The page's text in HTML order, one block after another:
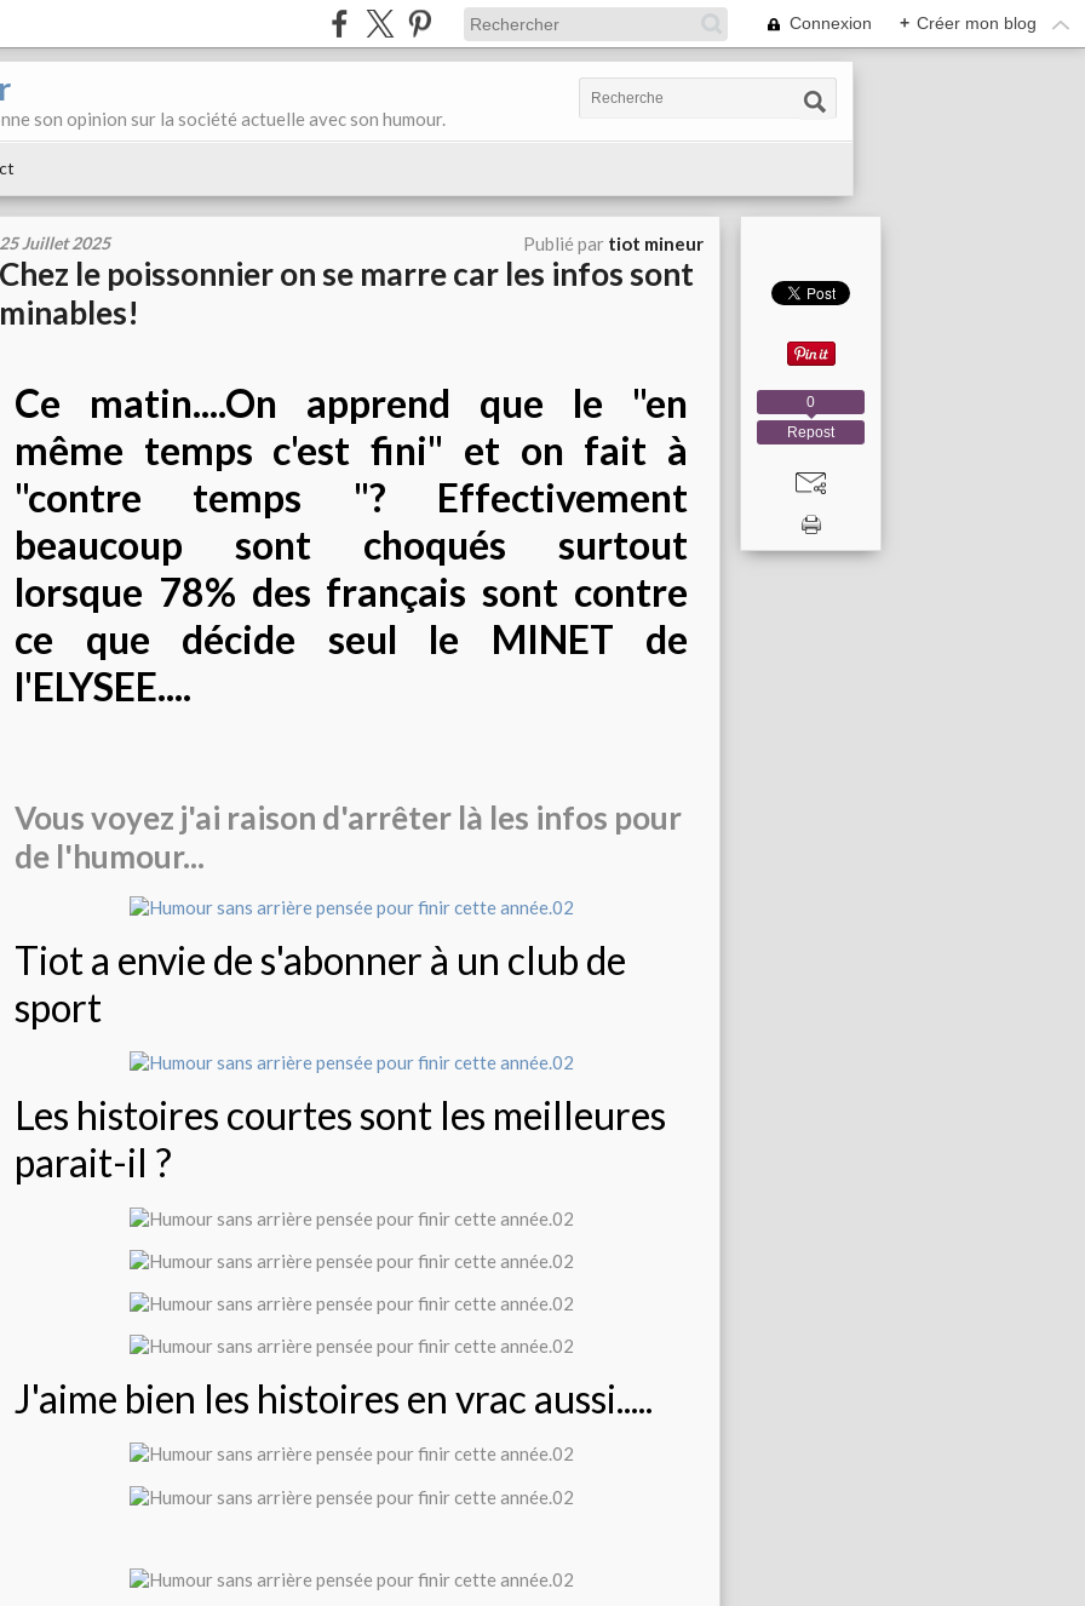
Connexion + Créer mon blog
son opinion sur la société actuelle avec son humour.
25 Juillet 2025 Publié par tiot mineur
Chez le poissonnier on se marre car les infos sont
minables!
Ce matin....On apprend que le "en
même temps c'est fini" et on fait à
"contre temps "? Effectivement
beaucoup sont choqués surtout
lorsque 78% des français sont contre
ce que décide seul le MINET de
l'ELYSEE....
Vous voyez j'ai raison d'arrêter là les infos pour
de l'humour...
Tiot a envie de s'abonner à un club de
sport
Les histoires courtes sont les meilleures
parait-il ?
J'aime bien les histoires en vrac aussi.....
Repost
0